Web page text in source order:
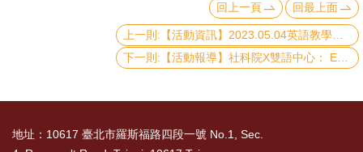
與
回上一頁
回最上面
地址：10617 臺北市羅斯福路四段一號 No.1, Sec.